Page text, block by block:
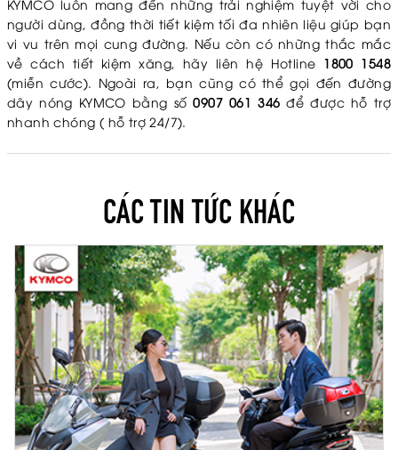
KYMCO luôn mang đến những trải nghiệm tuyệt vời cho
người dùng, đồng thời tiết kiệm tối đa nhiên liệu giúp bạn
vi vu trên mọi cung đường. Nếu còn có những thắc mắc
về cách tiết kiệm xăng, hãy liên hệ Hotline 1800 1548
(miễn cước). Ngoài ra, bạn cũng có thể gọi đến đường
dây nóng KYMCO bằng số0907 061 346 để được hỗ trợ
nhanh chóng ( hỗ trợ 24/7).
CÁC TIN TỨC KHÁC